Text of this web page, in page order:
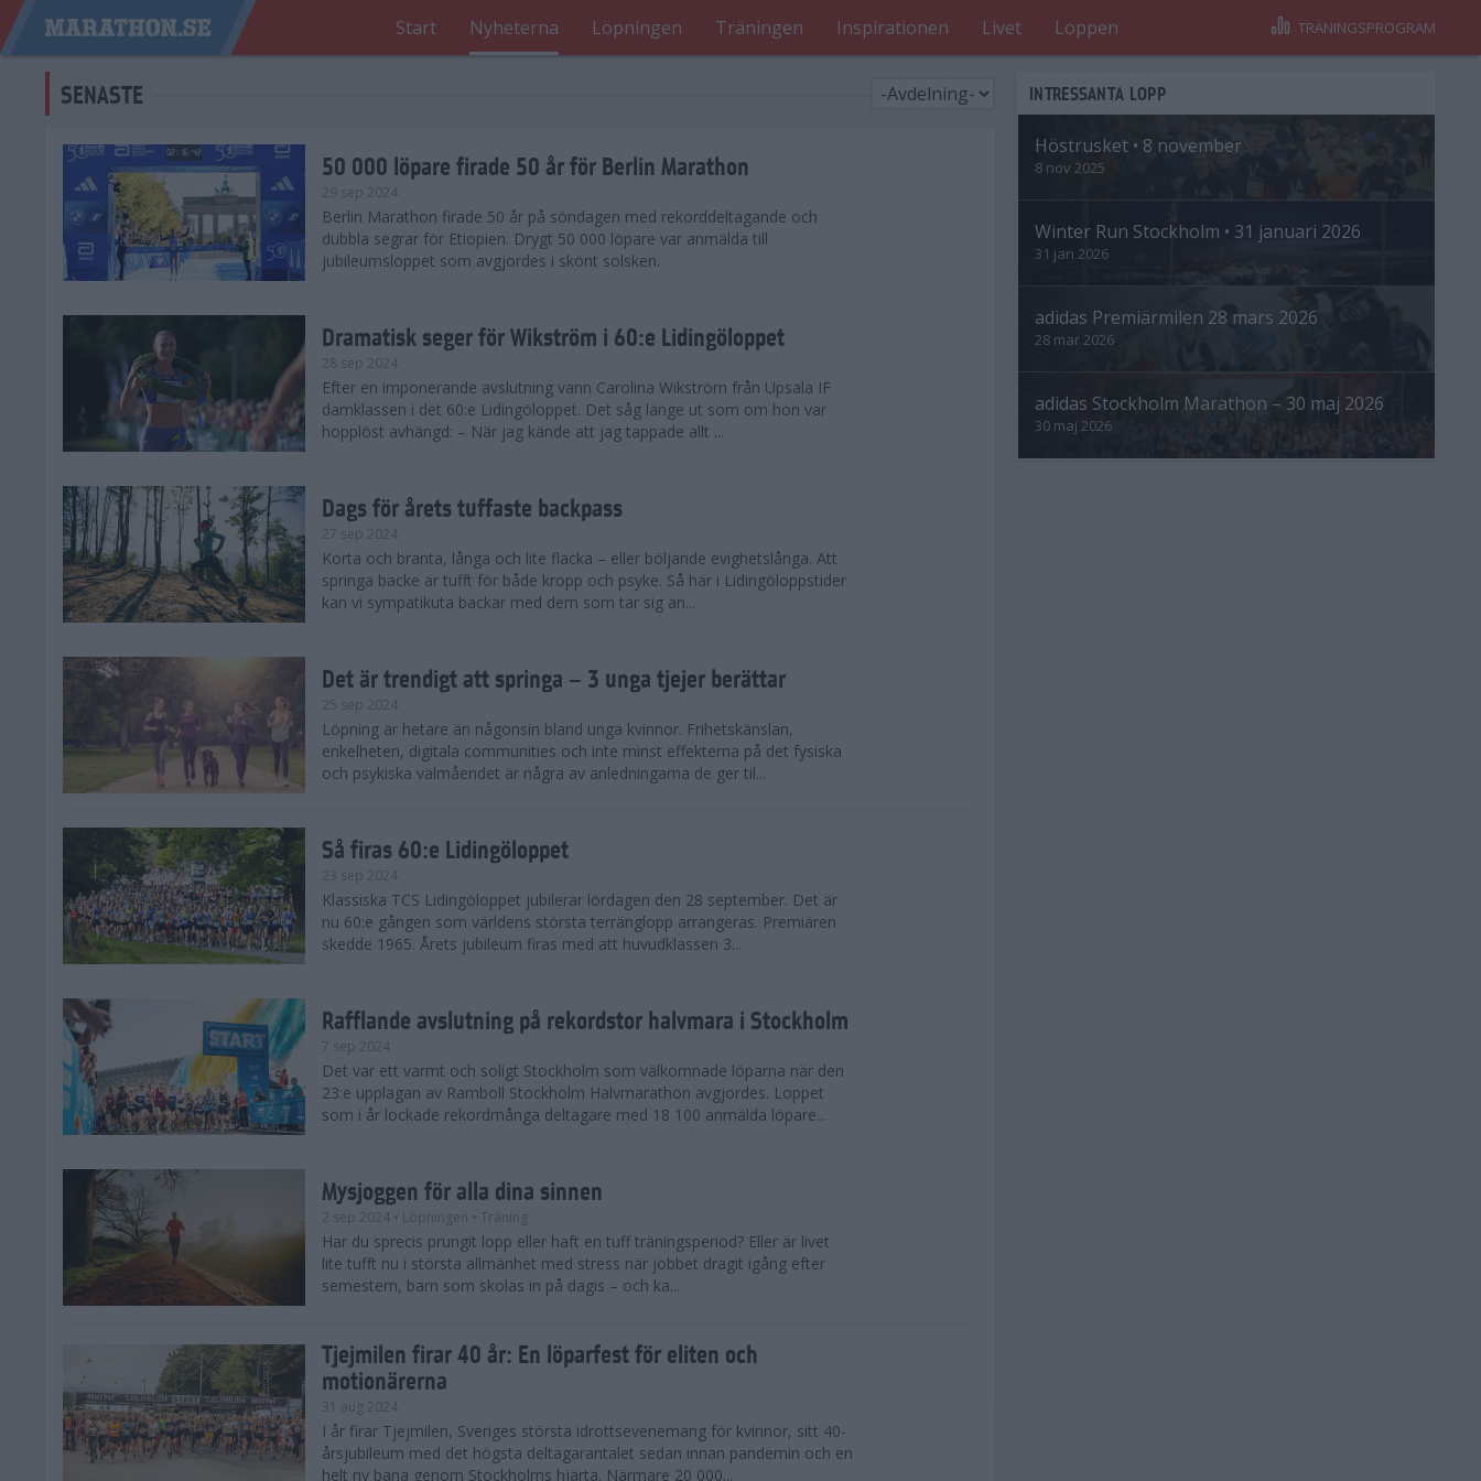
Start Nyheterna Löpningen Träningen Inspirationen Livet Loppen TRÄNINGSPROGRAM
SENASTE
50 000 löpare firade 50 år för Berlin Marathon
29 sep 2024
Berlin Marathon firade 50 år på söndagen med rekorddeltagande och
dubbla segrar för Etiopien. Drygt 50 000 löpare var anmälda till
jubileumsloppet som avgjordes i skönt solsken.
Dramatisk seger för Wikström i 60:e Lidingöloppet
28 sep 2024
Efter en imponerande avslutning vann Carolina Wikström från Upsala IF
damklassen i det 60:e Lidingöloppet. Det såg länge ut som om hon var
hopplöst avhängd: – När jag kände att jag tappade allt ...
Dags för årets tuffaste backpass
27 sep 2024
Korta och branta, långa och lite flacka – eller böljande evighetslånga. Att
springa backe är tufft för både kropp och psyke. Så här i Lidingöloppstider
kan vi sympatikuta backar med dem som tar sig an...
Det är trendigt att springa – 3 unga tjejer berättar
25 sep 2024
Löpning är hetare än någonsin bland unga kvinnor. Frihetskänslan,
enkelheten, digitala communities och inte minst effekterna på det fysiska
och psykiska välmåendet är några av anledningarna de ger til...
Så firas 60:e Lidingöloppet
23 sep 2024
Klassiska TCS Lidingöloppet jubilerar lördagen den 28 september. Det är
nu 60:e gången som världens största terränglopp arrangeras. Premiären
skedde 1965. Årets jubileum firas med att huvudklassen 3...
Rafflande avslutning på rekordstor halvmara i Stockholm
7 sep 2024
Det var ett varmt och soligt Stockholm som välkomnade löparna när den
23:e upplagan av Ramboll Stockholm Halvmarathon avgjordes. Loppet
som i år lockade rekordmånga deltagare med 18 100 anmälda löpare...
Mysjoggen för alla dina sinnen
2 sep 2024 • Löpningen • Träning
Har du sprecis prungit lopp eller haft en tuff träningsperiod? Eller är livet
lite tufft nu i största allmänhet med stress när jobbet dragit igång efter
semestern, barn som skolas in på dagis – och ka...
Tjejmilen firar 40 år: En löparfest för eliten och
motionärerna
31 aug 2024
I år firar Tjejmilen, Sveriges största idrottsevenemang för kvinnor, sitt 40-
årsjubileum med det högsta deltagarantalet sedan innan pandemin och en
helt ny bana genom Stockholms hjärta. Närmare 20 000...
INTRESSANTA LOPP
Höstrusket • 8 november
8 nov 2025
Winter Run Stockholm • 31 januari 2026
31 jan 2026
adidas Premiärmilen 28 mars 2026
28 mar 2026
adidas Stockholm Marathon – 30 maj 2026
30 maj 2026